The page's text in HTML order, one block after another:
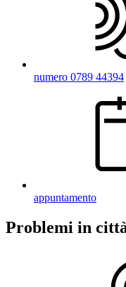
numero 0789 44394
appuntamento
Problemi in